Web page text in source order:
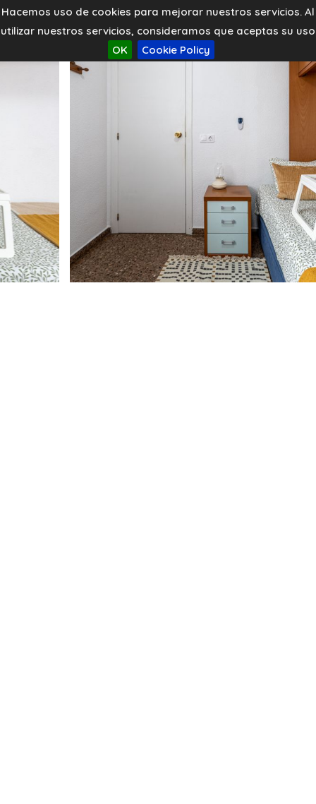
Hacemos uso de cookies para mejorar nuestros servicios. Al
utilizar nuestros servicios, consideramos que aceptas su uso
OK
Cookie Policy